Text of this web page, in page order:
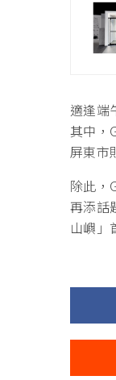
適逢端
其中，
屏東市
除此，
再添話
山嶼」